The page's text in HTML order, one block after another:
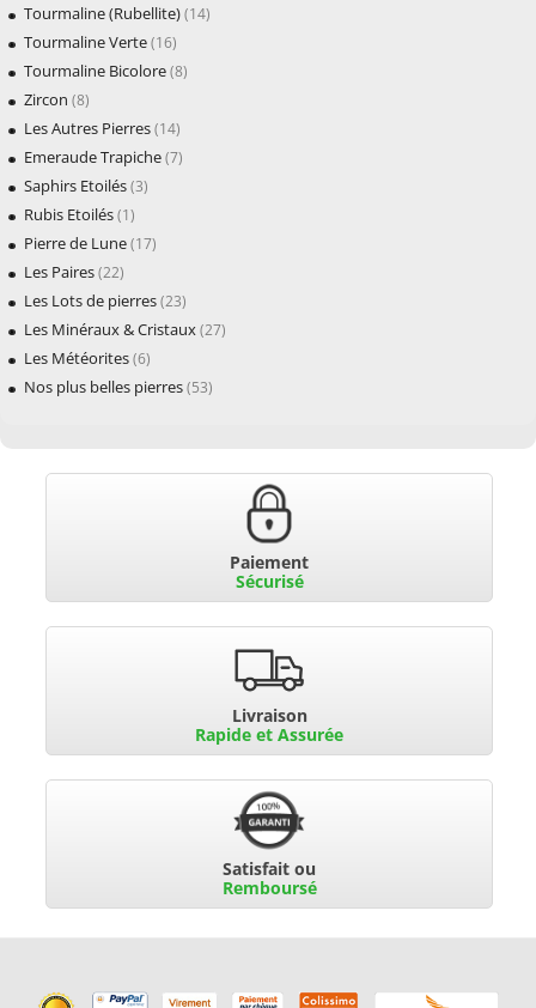
Tourmaline (Rubellite)(14)
Tourmaline Verte(16)
Tourmaline Bicolore(8)
Zircon (8)
Les Autres Pierres(14)
Emeraude Trapiche(7)
Saphirs Etoilés(3)
Rubis Etoilés(1)
Pierre de Lune(17)
Les Paires(22)
Les Lots de pierres(23)
Les Minéraux & Cristaux(27)
Les Météorites(6)
Nos plus belles pierres(53)
Paiement
Sécurisé
Livraison
Rapide et Assurée
Satisfait ou
Remboursé